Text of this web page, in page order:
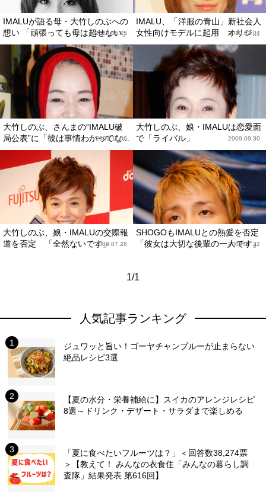
IMALUが語る母・大竹しのぶへの
想い 「頑張っても母は超せない」
2010.06.25
IMALU、「洋服の青山」新社会人
女性向けモデルに起用 オリジ...
2010.02.04
大竹しのぶ、さんまの“IMALU破
局公表”に「彼は事情わかってな...
2009.11.06
大竹しのぶ、娘・IMALUは恋愛面
で「ライバル」
2009.09.30
大竹しのぶ、娘・IMALUの交際報
道を否定 「全然ないです」2009.07.28
SHOGOもIMALUとの熱愛を否定
「彼女は大切な後輩の一人です」
2009.07.22
1/1
人気記事ランキング
ジュワッと旨い！ゴーヤチャンプルーが止まらない
絶品レシピ3選
【夏の水分・栄養補給に】スイカのアレンジレシピ
8選～ドリンク・デザート・サラダまで楽しめる
「夏に食べたいフルーツは？」＜回答数38,274票
＞【教えて！ みんなの衣食住「みんなの暮らし調
査隊」結果発表 第616回】